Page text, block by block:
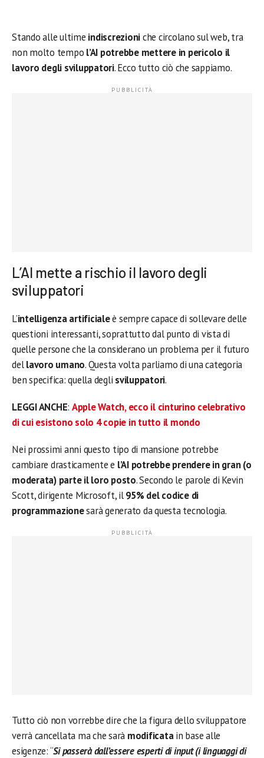
Stando alle ultime indiscrezioniche circolano sul web, tra
non molto tempo l’AI potrebbe mettere in pericolo il
lavoro degli sviluppatori. Ecco tutto ciò che sappiamo.
L’AI mette a rischio il lavoro degli
sviluppatori
L’intelligenza artificialeè sempre capace di sollevare delle
questioni interessanti, soprattutto dal punto di vista di
quelle persone che la considerano un problema per il futuro
dellavoro umano. Questa volta parliamo di una categoria
ben specifica: quella degli sviluppatori.
LEGGI ANCHE: Apple Watch, ecco il cinturino celebrativo
di cui esistono solo 4 copie in tutto il mondo
Nei prossimi anni questo tipo di mansione potrebbe
cambiare drasticamente e l’AI potrebbe prendere in gran (o
moderata) parte il loro posto. Secondo le parole di Kevin
Scott, dirigente Microsoft, il95% del codice di
programmazionesarà generato da questa tecnologia.
Tutto ciò non vorrebbe dire che la figura dello sviluppatore
verrà cancellata ma che sarà modificatain base alle
esigenze: “Si passerà dall’essere esperti di input (i linguaggi di